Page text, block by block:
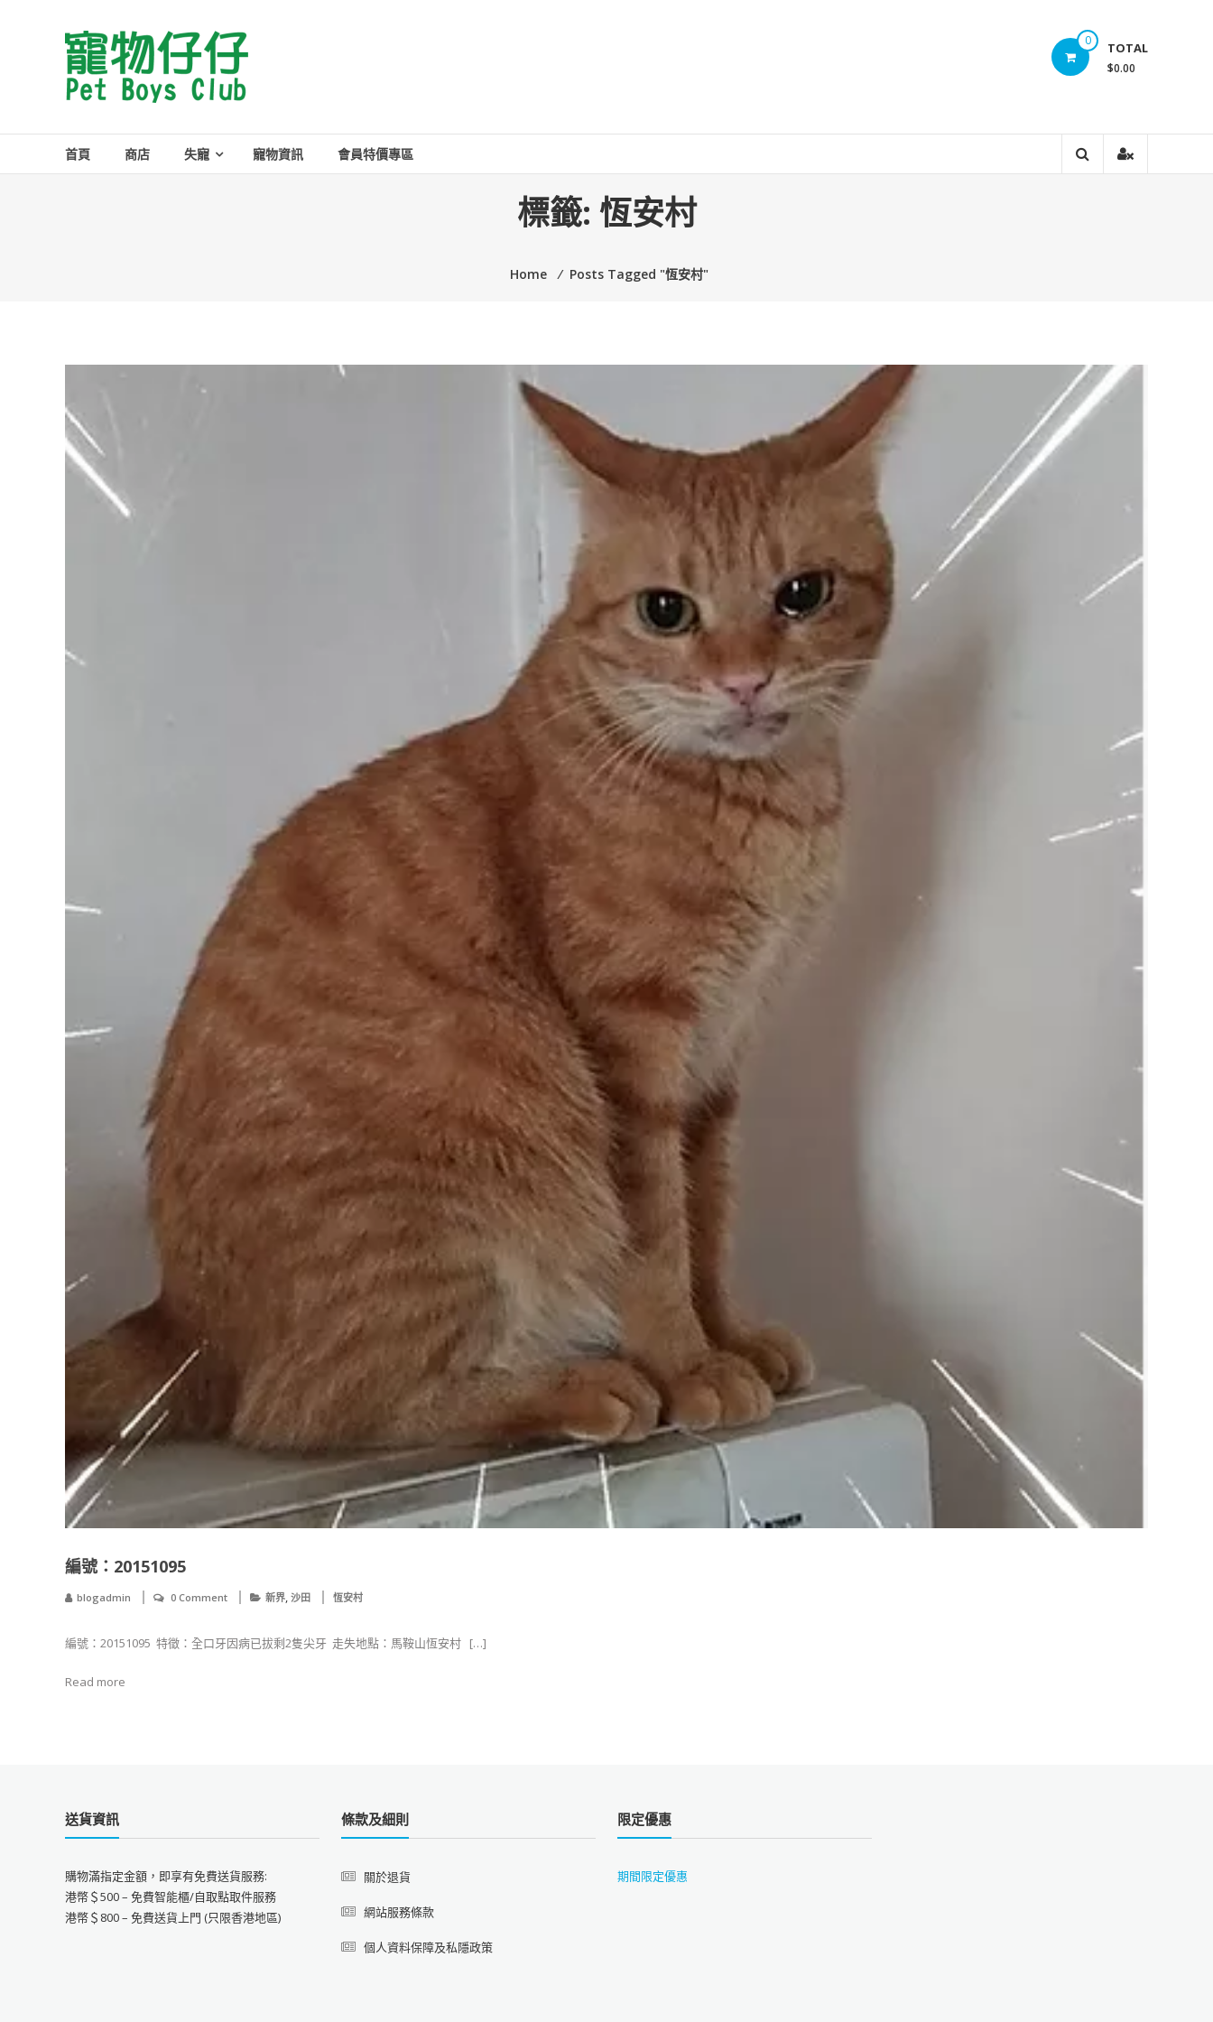
Pet
Boys
Club
0 TOTAL
$0.00
首頁 商店 失寵 寵物資訊 會員特價專區
標籤: 恆安村
Home ⁄ Posts Tagged "恆安村"
編號：20151095
blogadmin 0 Comment 新界, 沙田 恆安村
編號：20151095 ​ 特徵：全口牙因病已拔剩2隻尖牙 ​ ​​​​​​​​走失地點：馬鞍山恆安村 ​ ​ […]
Read more
送貨資訊
購物滿指定金額，即享有免費送貨服務:
港幣＄500 – 免費智能櫃/自取點取件服務
港幣＄800 – 免費送貨上門 (只限香港地區)
條款及細則
關於退貨
網站服務條款
個人資料保障及私隱政策
限定優惠
期間限定優惠